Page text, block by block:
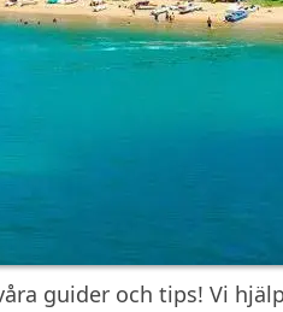
guider och tips! Vi